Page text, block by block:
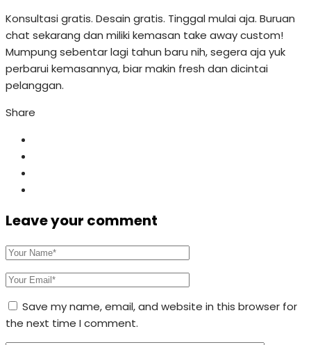
Konsultasi gratis. Desain gratis. Tinggal mulai aja. Buruan
chat sekarang dan miliki kemasan take away custom!
Mumpung sebentar lagi tahun baru nih, segera aja yuk
perbarui kemasannya, biar makin fresh dan dicintai
pelanggan.
Share
Leave your comment
Save my name, email, and website in this browser for
the next time I comment.